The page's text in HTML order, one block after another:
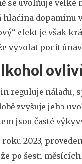
se uvolňuje velké
hladina dopaminu
efekt je však
vyvolat pocit
reguluje náladu,
zvyšuje jeho
jsou časté
roku 2023,
po šesti